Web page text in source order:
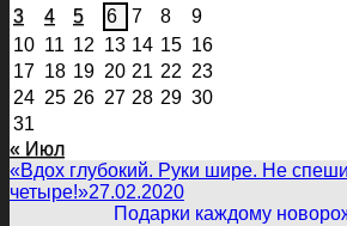
3
4 5 6 7 8
9
10 11 12 13 14 15 16
17 18 19 20 21 22 23
24 25 26 27 28 29 30
31
« Июл
«Вдох глубокий. Руки шире. Не
четыре!»27.02.2020
Подарки каждому